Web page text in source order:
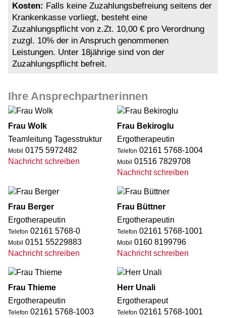
Kosten: Falls keine Zuzahlungsbefreiung seitens der
Krankenkasse vorliegt, besteht eine
Zuzahlungspflicht von z.Zt. 10,00 € pro Verordnung
zuzgl. 10% der in Anspruch genommenen
Leistungen. Unter 18jährige sind von der
Zuzahlungspflicht befreit.
Ihre Ansprechpartnerinnen
Frau Wolk
Teamleitung Tagesstruktur
Mobil 0175 5972482
Nachricht schreiben
Frau Bekiroglu
Ergotherapeutin
Telefon 02161 5768-1004
Mobil 01516 7829708
Nachricht schreiben
Frau Berger
Ergotherapeutin
Telefon 02161 5768-0
Mobil 0151 55229883
Nachricht schreiben
Frau Büttner
Ergotherapeutin
Telefon 02161 5768-1001
Mobil 0160 8199796
Nachricht schreiben
Frau Thieme
Ergotherapeutin
Telefon 02161 5768-1003
Herr Unali
Ergotherapeut
Telefon 02161 5768-1001